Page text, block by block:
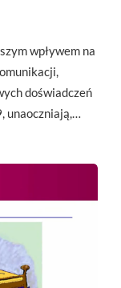
wpływem na
doświadczeń
unaoczniają,…